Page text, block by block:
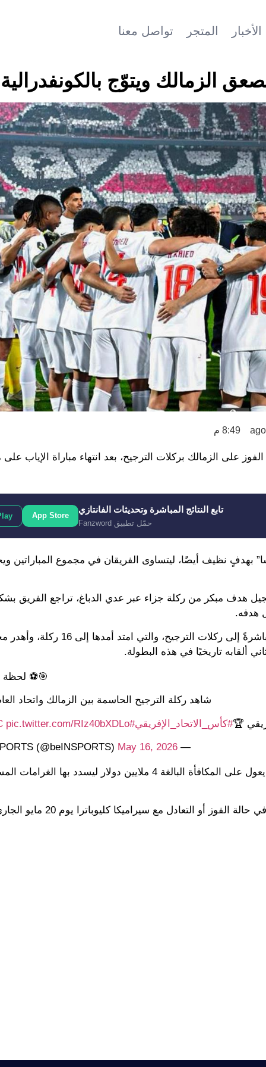
الأخبار المتجر تواصل معنا
الزمالك ويتوّج بالكونفدرالية
8:49 م
العاصمة بلقب كأس الكونفدرالية الأفريقية 2026 بعد الفوز على الزمالك بركلات الترجيح، بعد انتهاء مباراة
تابع النتائج المباشرة وتحديثات الفانتازي
حمّل تطبيق Fanzword
App Store
بهدفٍ نظيف أيضًا، ليتساوى الفريقان في مجموع المباراتين
هدف مبكر من ركلة جزاء عبر عدي الدباغ، تراجع الفريق
هدفه.
وبعد انتهاء الوقت الأصلي بفوز الزمالك 1-0، احتكم الفريقان مباشرةً إلى
ألقابه تاريخيًا في هذه البطولة.
🎯⚽️
شاهد ركلة الترجيح الحاسمة بين الزمالك واتحاد
🏆#كأس_الاتحاد_الإفريقي#CAFCC
pic.twitter.com/RIz40bXDLo
— beIN SPORTS (@beINSPORTS)
May 16, 2026
وتُعد خسارة كأس الكونفدرالية ضربة كبيرة للزمالك، حيث كان يعول على المكافأة البالغة 4 ملايين دولار
ولا تزال الفرصة سانحة أمام الزمالك للتتويج بالدوري المصري